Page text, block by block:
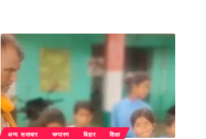
अन्य समाचार चम्पारण बिहार शिक्षा